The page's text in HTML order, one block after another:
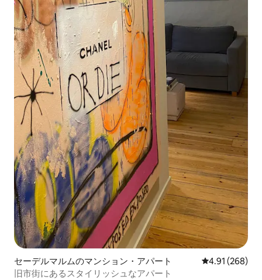
セーデルマルムのマンション・アパート レビュー268
4.91 (268)
旧市街にあるスタイリッシュなアパート